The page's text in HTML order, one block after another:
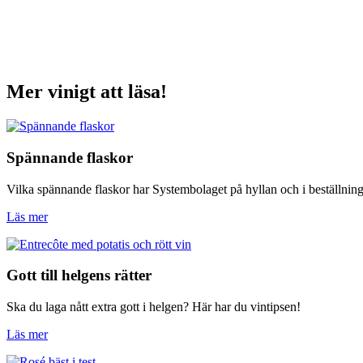
Mer vinigt att läsa!
Spännande flaskor
Vilka spännande flaskor har Systembolaget på hyllan och i
Läs mer
Gott till helgens rätter
Ska du laga nått extra gott i helgen? Här har du vintipsen!
Läs mer